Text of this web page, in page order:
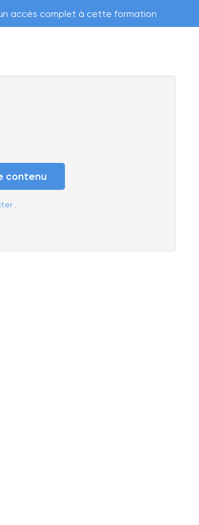
accès complet à cette formation
contenu
.